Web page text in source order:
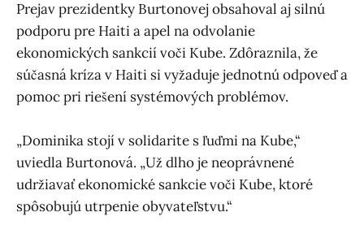
Prejav prezidentky Burtonovej obsahoval aj silnú
podporu pre Haiti a apel na odvolanie
ekonomických sankcií voči Kube. Zdôraznila, že
súčasná kríza v Haiti si vyžaduje jednotnú odpoveď a
pomoc pri riešení systémových problémov.
„Dominika stojí v solidarite s ľuďmi na Kube,“
uviedla Burtonová. „Už dlho je neoprávnené
udržiavať ekonomické sankcie voči Kube, ktoré
spôsobujú utrpenie obyvateľstvu.“